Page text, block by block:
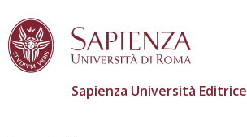
Sapienza Università Editrice